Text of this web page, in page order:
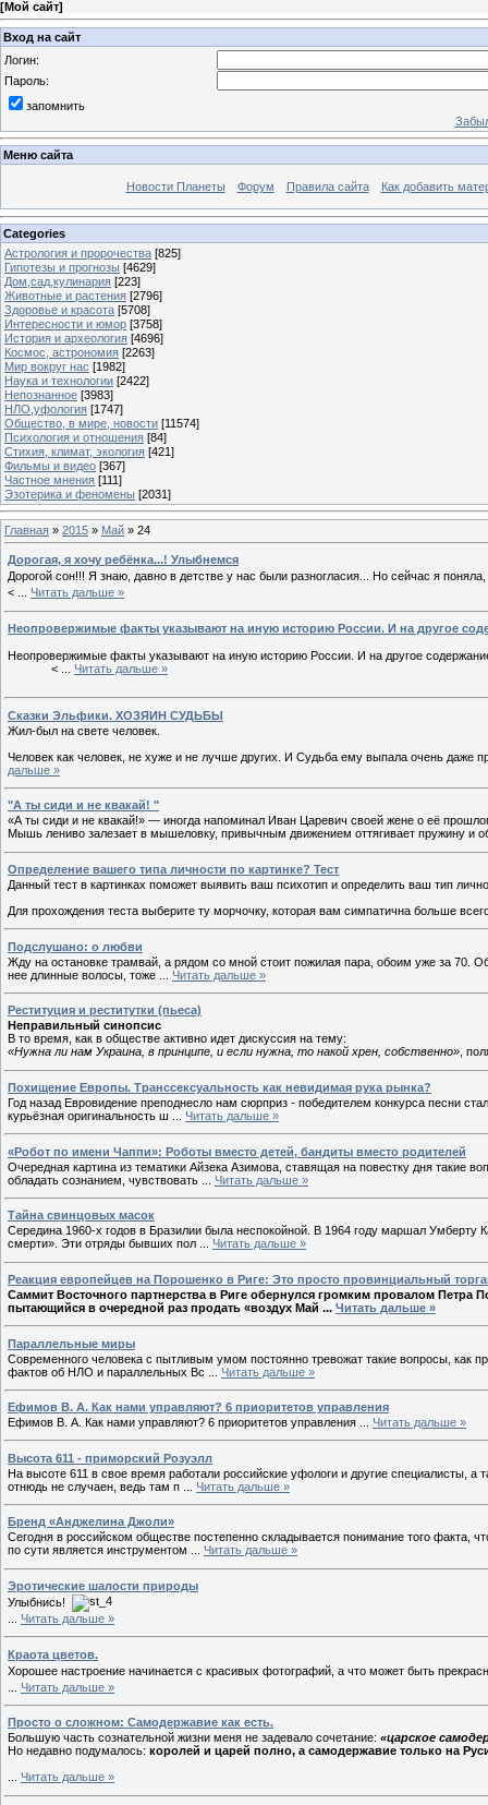
[Мой сайт]
Вход на сайт
Логин:
Пароль:
запомнить
Меню сайта
Новости Планеты Форум Правила сайта Как добавить
Categories
Астрология и пророчества [825]
Гипотезы и прогнозы [4629]
Дом,сад,кулинария [223]
Животные и растения [2796]
Здоровье и красота [5708]
Интересности и юмор [3758]
История и археология [4696]
Космос, астрономия [2263]
Мир вокруг нас [1982]
Наука и технологии [2422]
Непознанное [3983]
НЛО,уфология [1747]
Общество, в мире, новости [11574]
Психология и отношения [84]
Стихия, климат, экология [421]
Фильмы и видео [367]
Частное мнения [111]
Эзотерика и феномены [2031]
Главная » 2015 » Май » 24
Дорогая, я хочу ребёнка...! Улыбнемся
Дорогой сон!!! Я знаю, давно в детстве у нас были разногласия... Но сейчас я
<
Читать дальше »
Неопровержимые факты указывают на иную историю России. И на другое
Неопровержимые факты указывают на иную историю России. И на другое
<
Читать дальше »
Сказки Эльфики. ХОЗЯИН СУДЬБЫ
Жил-был на свете человек.
Человек как человек, не хуже и не лучше других. И Судьба ему выпала очень даже
дальше »
"А ты сиди и не квакай! "
«А ты сиди и не квакай!» — иногда напоминал Иван Царевич своей жене о её
Мышь лениво залезает в мышеловку, привычным движением оттягивает пружину и
Определение вашего типа личности по картинке? Тест
Данный тест в картинках поможет выявить ваш психотип и определить ваш тип
Для прохождения теста выберите ту морчочку, которая вам симпатична больше
Подслушано: о любви
Жду на остановке трамвай, а рядом со мной стоит пожилая пара, обоим уже за 70.
нее длинные волосы, тоже
Читать дальше »
Реституция и реститутки (пьеса)
Неправильный синопсис
В то время, как в обществе активно идет дискуссия на тему:
«Нужна ли нам Украина, в принципе, и если нужна, то накой хрен, собственно» ,
Похищение Европы. Транссексуальность как невидимая рука рынка?
Год назад Евровидение преподнесло нам сюрприз - победителем конкурса песни
курьёзная оригинальность ш
Читать дальше »
«Робот по имени Чаппи»: Роботы вместо детей, бандиты вместо родителей
Очередная картина из тематики Айзека Азимова, ставящая на повестку дня такие
обладать сознанием, чувствовать
Читать дальше »
Тайна свинцовых масок
Середина 1960-х годов в Бразилии была неспокойной. В 1964 году маршал Умберту
смерти». Эти отряды бывших пол
Читать дальше »
Реакция европейцев на Порошенко в Риге: Это просто провинциальный
Саммит Восточного партнерства в Риге обернулся громким провалом
пытающийся в очередной раз продать «воздух Май ... Читать дальше »
Параллельные миры
Современного человека с пытливым умом постоянно тревожат такие вопросы, как
фактов об НЛО и параллельных Вс
Читать дальше »
Ефимов В. А. Как нами управляют? 6 приоритетов управления
Ефимов В. А. Как нами управляют? 6 приоритетов управления
Читать дальше »
Высота 611 - приморский Розуэлл
На высоте 611 в свое время работали российские уфологи и другие специалисты,
отнюдь не случаен, ведь там п
Читать дальше »
Бренд «Анджелина Джоли»
Сегодня в российском обществе постепенно складывается понимание того факта,
по сути является инструментом ... Читать дальше »
Эротические шалости природы
Улыбнись!
Читать дальше »
Краота цветов.
Хорошее настроение начинается с красивых фотографий, а что может быть
Читать дальше »
Просто о сложном: Самодержавие как есть.
Большую часть сознательной жизни меня не задевало сочетание: «царское
Но недавно подумалось: королей и царей полно, а самодержавие только на
... Читать дальше »